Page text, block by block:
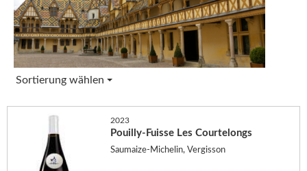
Sortierung wählen
2023
Pouilly-Fuisse Les Courtelongs
Saumaize-Michelin, Vergisson